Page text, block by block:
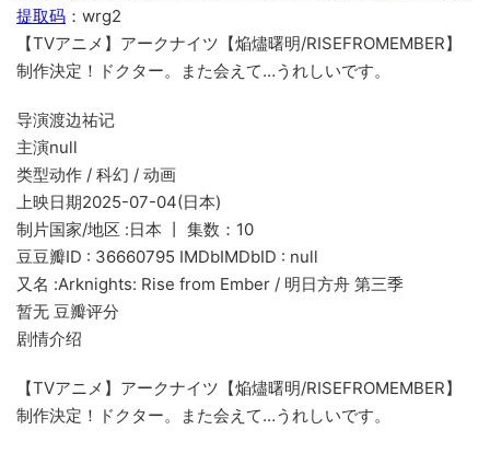
提取码 ：wrg2
【TVアニメ】アークナイツ【焔燼曙明/RISEFROMEMBER】
制作決定！ドクター。また会えて…うれしいです。
导演渡边祐记
主演null
类型动作 / 科幻 / 动画
上映日期2025-07-04(日本)
制片国家/地区 :日本 丨 集数：10
豆豆瓣ID : 36660795 IMDbIMDbID : null
又名 :Arknights: Rise from Ember / 明日方舟 第三季
暂无 豆瓣评分
剧情介绍
【TVアニメ】アークナイツ【焔燼曙明/RISEFROMEMBER】
制作決定！ドクター。また会えて…うれしいです。